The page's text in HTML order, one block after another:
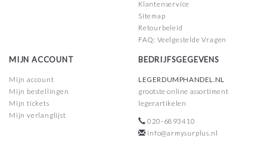
Klantenservice
Sitemap
Retourbeleid
FAQ: Veelgestelde Vragen
MIJN ACCOUNT
Mijn account
Mijn bestellingen
Mijn tickets
Mijn verlanglijst
BEDRIJFSGEGEVENS
LEGERDUMPHANDEL.NL
grootste online assortiment
legerartikelen
020-6893410
info@armysurplus.nl